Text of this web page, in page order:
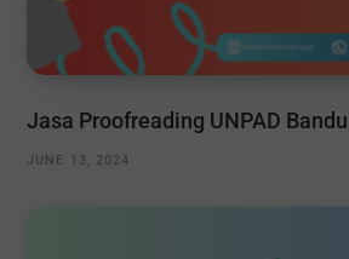
Jasa Proofreading UNPAD
JUNE 13, 2024